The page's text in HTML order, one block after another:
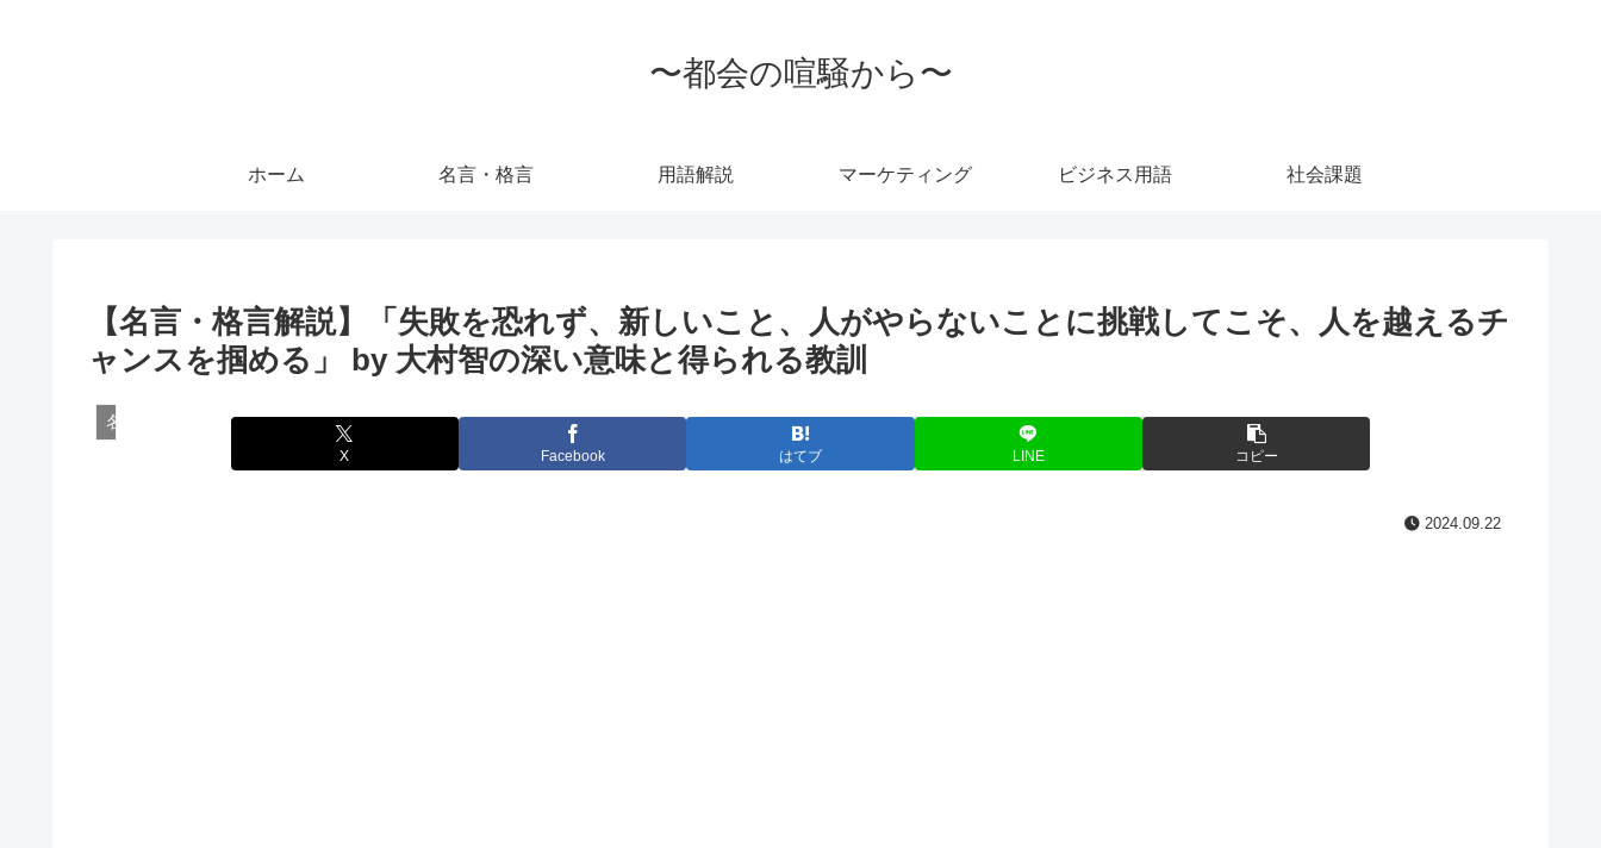
〜都会の喧騒から〜
ホーム 名言・格言 用語解説 マーケティング ビジネス用語 社会課題
【名言・格言解説】「失敗を恐れず、新しいこと、人がやらないことに挑戦してこそ、人を越えるチ
ャンスを掴める」 by 大村智の深い意味と得られる教訓
名言・格言
X Facebook はてブ LINE コピー
2024.09.22